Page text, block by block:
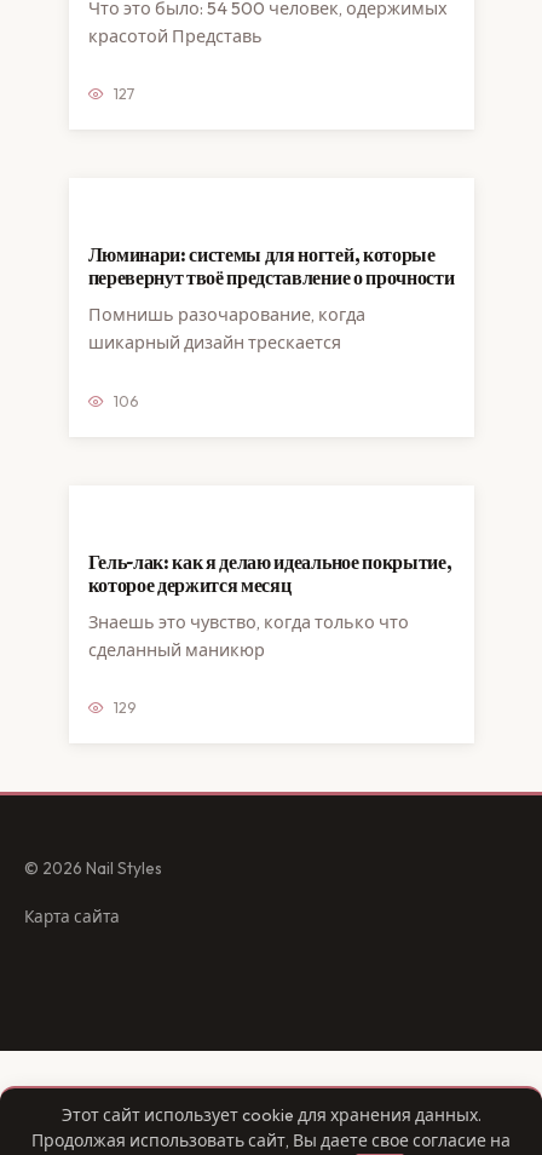
Что это было: 54 500 человек, одержимых
красотой Представь
127
Люминари: системы для ногтей, которые
перевернут твоё представление о прочности
Помнишь разочарование, когда
шикарный дизайн трескается
106
Гель-лак: как я делаю идеальное покрытие,
которое держится месяц
Знаешь это чувство, когда только что
сделанный маникюр
129
© 2026 Nail Styles
Карта сайта
Этот сайт использует cookie для хранения данных.
Продолжая использовать сайт, Вы даете свое согласие на